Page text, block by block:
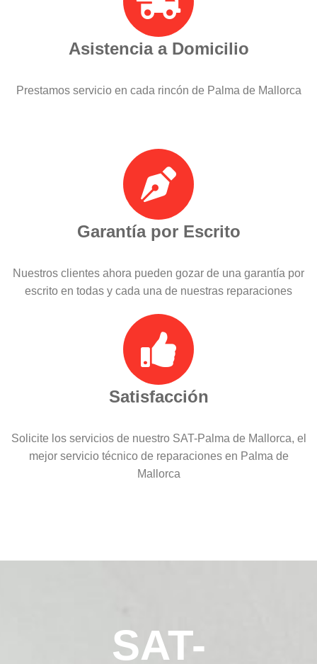
Asistencia a Domicilio
Prestamos servicio en cada rincón de Palma de Mallorca
Garantía por Escrito
Nuestros clientes ahora pueden gozar de una garantía por
escrito en todas y cada una de nuestras reparaciones
Satisfacción
Solicite los servicios de nuestro SAT-Palma de Mallorca, el
mejor servicio técnico de reparaciones en Palma de
Mallorca
SAT-